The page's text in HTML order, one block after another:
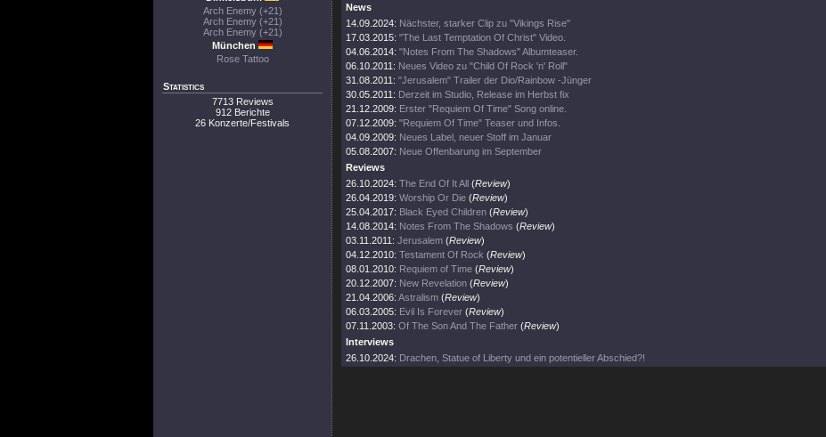
Arch Enemy (+21)
Arch Enemy (+21)
Arch Enemy (+21)
München
Rose Tattoo
Statistics
7713 Reviews
912 Berichte
26 Konzerte/Festivals
News
14.09.2024: Nächster, starker Clip zu "Vikings Rise"
17.03.2015: "The Last Temptation Of Christ" Video.
04.06.2014: "Notes From The Shadows" Albumteaser.
06.10.2011: Neues Video zu "Child Of Rock 'n' Roll"
31.08.2011: "Jerusalem" Trailer der Dio/Rainbow -Jünger
30.05.2011: Derzeit im Studio, Release im Herbst fix
21.12.2009: Erster "Requiem Of Time" Song online.
07.12.2009: "Requiem Of Time" Teaser und Infos.
04.09.2009: Neues Label, neuer Stoff im Januar
05.08.2007: Neue Offenbarung im September
Reviews
26.10.2024: The End Of It All (Review)
26.04.2019: Worship Or Die (Review)
25.04.2017: Black Eyed Children (Review)
14.08.2014: Notes From The Shadows (Review)
03.11.2011: Jerusalem (Review)
04.12.2010: Testament Of Rock (Review)
08.01.2010: Requiem of Time (Review)
20.12.2007: New Revelation (Review)
21.04.2006: Astralism (Review)
06.03.2005: Evil Is Forever (Review)
07.11.2003: Of The Son And The Father (Review)
Interviews
26.10.2024: Drachen, Statue of Liberty und ein potentieller Abschied?!